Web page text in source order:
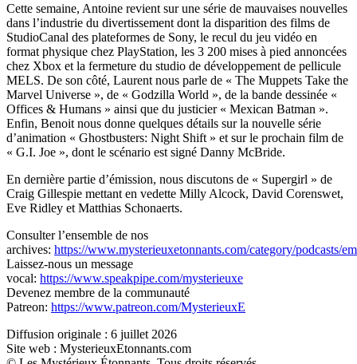
Cette semaine, Antoine revient sur une série de mauvaises nouvelles
dans l’industrie du divertissement dont la disparition des films de
StudioCanal des plateformes de Sony, le recul du jeu vidéo en
format physique chez PlayStation, les 3 200 mises à pied annoncées
chez Xbox et la fermeture du studio de développement de pellicule
MELS. De son côté, Laurent nous parle de « The Muppets Take the
Marvel Universe », de « Godzilla World », de la bande dessinée «
Offices & Humans » ainsi que du justicier « Mexican Batman ».
Enfin, Benoit nous donne quelques détails sur la nouvelle série
d’animation « Ghostbusters: Night Shift » et sur le prochain film de
« G.I. Joe », dont le scénario est signé Danny McBride.
En dernière partie d’émission, nous discutons de « Supergirl » de
Craig Gillespie mettant en vedette Milly Alcock, David Corenswet,
Eve Ridley et Matthias Schonaerts.
Consulter l’ensemble de nos
archives: https://www.mysterieuxetonnants.com/category/podcasts/
Laissez-nous un message
vocal: https://www.speakpipe.com/mysterieuxe
Devenez membre de la communauté
Patreon: https://www.patreon.com/MysterieuxE
Diffusion originale : 6 juillet 2026
Site web : MysterieuxEtonnants.com